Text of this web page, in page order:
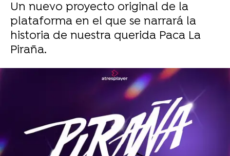
Un nuevo proyecto original de la
plataforma en el que se narrará la
historia de nuestra querida Paca La
Piraña.
La revolución atresplayer llega el 5 de julio:
nuevos formatos, un diseño renovado y
atresplayer presenta más de 20 producciones
originales